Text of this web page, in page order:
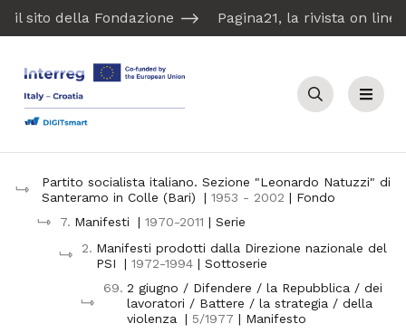
il sito della Fondazione Pagina21, la rivista on line
Cerca Menu
Partito socialista italiano. Sezione "Leonardo Natuzzi" di
Santeramo in Colle (Bari)
| 1953 - 2002 | Fondo
7. Manifesti | 1970-2011 | Serie
2. Manifesti prodotti dalla Direzione nazionale del
PSI
| 1972-1994 | Sottoserie
69. 2 giugno / Difendere / la Repubblica / dei
lavoratori / Battere / la strategia / della
violenza
| 5/1977 | Manifesto